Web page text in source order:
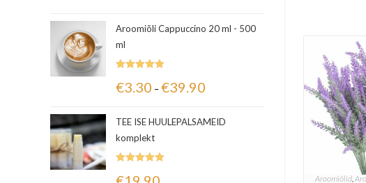
Aroomiõlid,
Aroomiõli Cappuccino 20 ml - 500
ml
5.00/ 5
€3.30 –€39.90
TEE ISE HUULEPALSAMEID
komplekt